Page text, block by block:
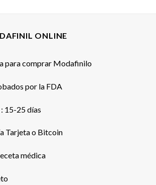
ONLINE
para comprar Modafinilo
por la FDA
15-25 días
Tarjeta o Bitcoin
médica